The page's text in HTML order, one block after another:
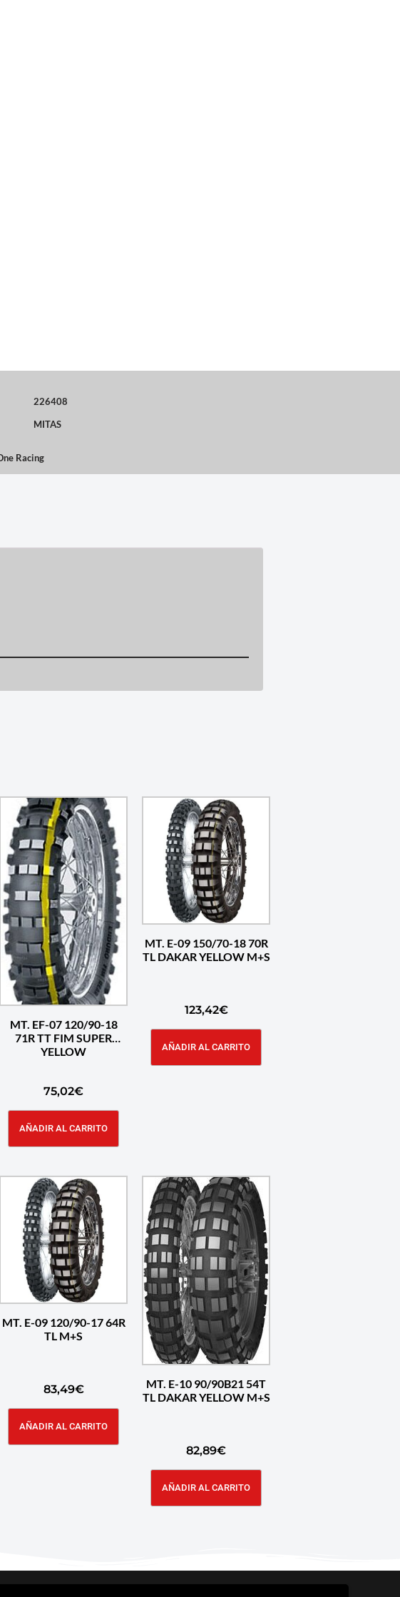
226408
MITAS
Racing
MT. EF-07 120/90-18
71R TT FIM SUPER
YELLOW
75,02€
AÑADIR AL CARRITO
MT. E-09 150/70-18 70R
TL DAKAR YELLOW M+S
123,42€
AÑADIR AL CARRITO
MT. E-09 120/90-17 64R
TL M+S
83,49€
AÑADIR AL CARRITO
MT. E-10 90/90B21 54T
TL DAKAR YELLOW M+S
82,89€
AÑADIR AL CARRITO